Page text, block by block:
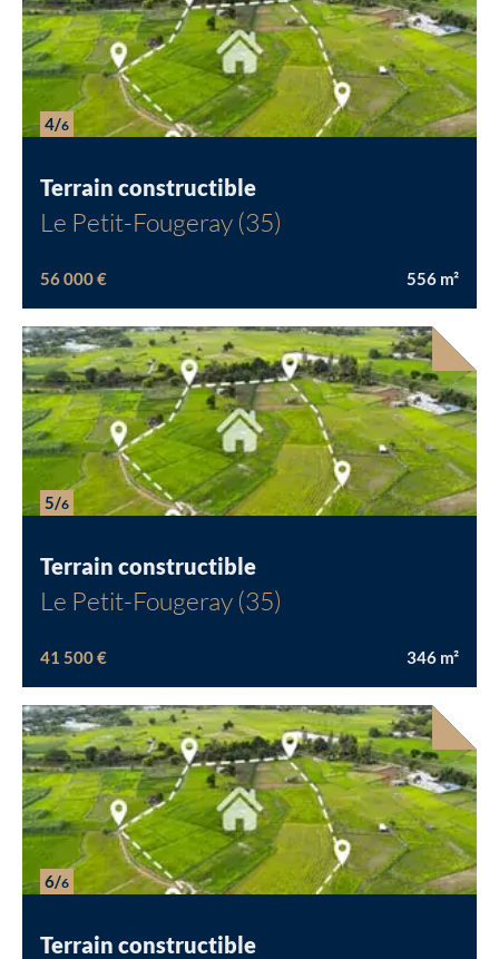
4/6
Terrain constructible
Le Petit-Fougeray (35)
56 000 € 556 m²
5/6
Terrain constructible
Le Petit-Fougeray (35)
41 500 € 346 m²
6/6
Terrain constructible